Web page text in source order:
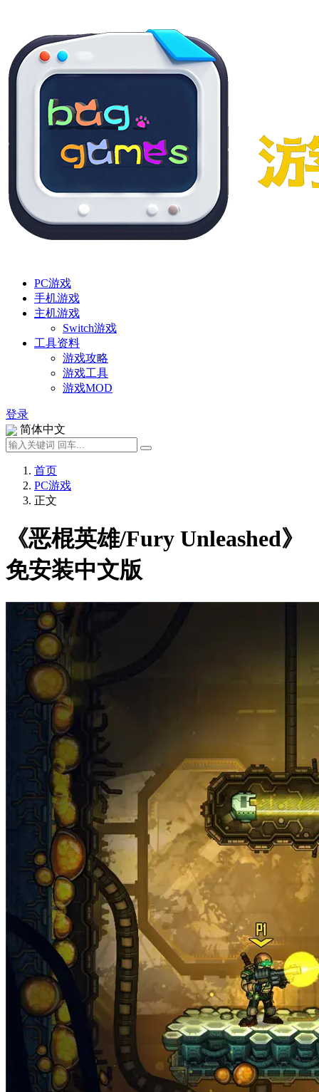
PC游戏
手机游戏
主机游戏
Switch游戏
工具资料
游戏攻略
游戏工具
游戏MOD
登录
简体中文
首页
PC游戏
正文
《恶棍英雄/Fury Unleashed》
免安装中文版